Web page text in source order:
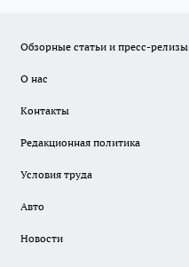
Обзорные статьи и пресс-релизы
О нас
Контакты
Редакционная политика
Условия труда
Авто
Новости